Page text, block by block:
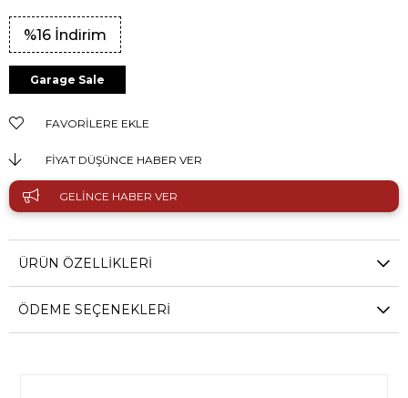
%16 İndirim
Garage Sale
FAVORILERE EKLE
FIYAT DÜŞÜNCE HABER VER
GELINCE HABER VER
ÜRÜN ÖZELLIKLERI
ÖDEME SEÇENEKLERI